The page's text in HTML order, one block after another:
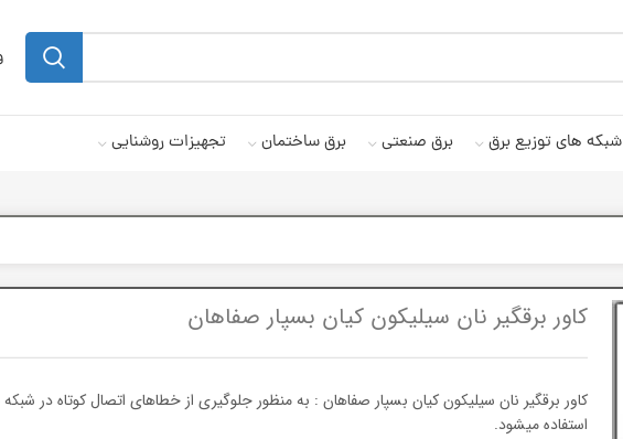
شبکه های توزیع برق برق صنعتی برق ساختمان تجهیزات روشنایی
کاور برقگیر نان سیلیکون کیان بسپار صفاهان
کاور برقگیر نان سیلیکون کیان بسپار صفاهان : به منظور جلوگیری از خطاهای اتصال کوتاه در شبکه
استفاده میشود.